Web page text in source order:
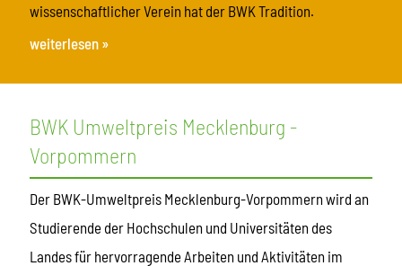
wissenschaftlicher Verein hat der BWK Tradition.
weiterlesen »
BWK Umweltpreis Mecklenburg -
Vorpommern
Der BWK-Umweltpreis Mecklenburg-Vorpommern wird an
Studierende der Hochschulen und Universitäten des
Landes für hervorragende Arbeiten und Aktivitäten im